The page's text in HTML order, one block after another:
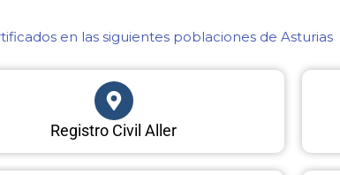
en las siguientes poblaciones de Asturias​
Registro Civil Aller